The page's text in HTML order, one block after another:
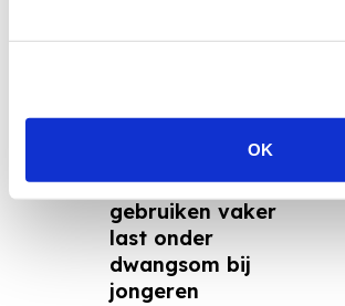
OK
Gemeenten
gebruiken vaker
last onder
dwangsom bij
jongeren
12-minners,